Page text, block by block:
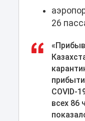
26
COVID-
всех 86